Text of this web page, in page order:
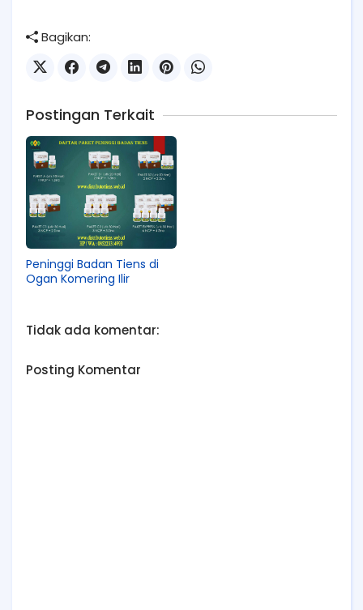
Bagikan:
Postingan Terkait
Peninggi Badan Tiens di
Ogan Komering Ilir
Tidak ada komentar:
Posting Komentar